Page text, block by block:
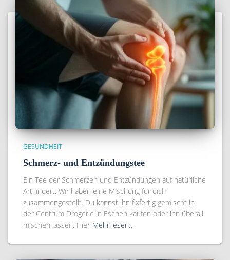
GESUNDHEIT
Schmerz- und Entzündungstee
Ein Tee der Schmerzen und Entzündungen auf natürliche
Art lindert. Wir haben eine Mischung für dich
zusammengestellt. Du kannst ihn fixfertig gemischt in
der Centrum Drogerie in Eschen kaufen oder ihn überall
mischen lassen. Hier Mehr lesen…